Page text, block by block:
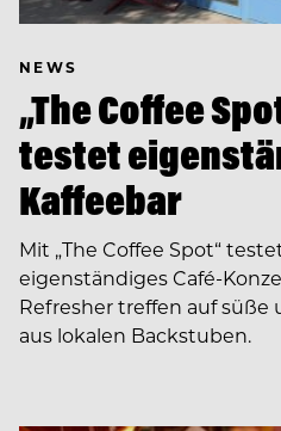
NEWS
„The Coffee
testet
Kaffeebar
Mit „The Coffee Spot“
eigenständiges Café-
Refresher treffen auf süße
aus lokalen Backstuben.